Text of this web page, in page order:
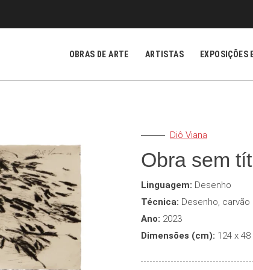
OBRAS DE ARTE ARTISTAS EXPOSIÇÕES
Diô Viana
Obra sem
Linguagem: Desenho
Técnica: Desenho,
Ano: 2023
Dimensões (cm): 124 x 48